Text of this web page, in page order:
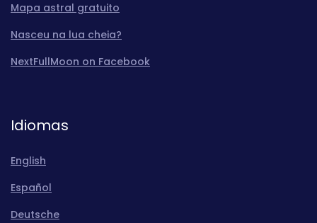
Mapa astral gratuito
Nasceu na lua cheia?
NextFullMoon on Facebook
Idiomas
English
Español
Deutsche